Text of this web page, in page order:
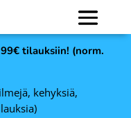
tilauksiin! (norm.
kehyksiä,